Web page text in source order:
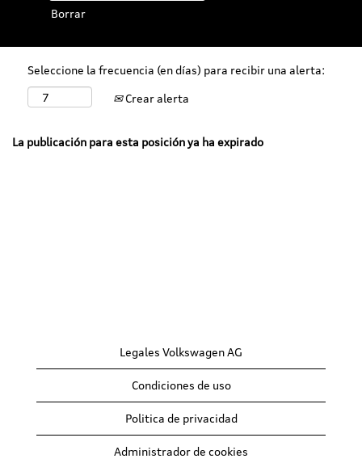
Borrar
Seleccione la frecuencia (en días) para recibir una alerta:
Crear alerta
La publicación para esta posición ya ha expirado
Legales Volkswagen AG
Condiciones de uso
Politica de privacidad
Administrador de cookies